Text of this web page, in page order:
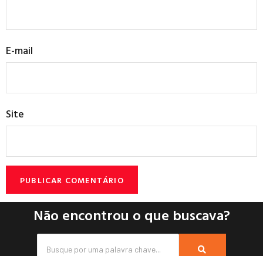
E-mail
Site
Não encontrou o que buscava?